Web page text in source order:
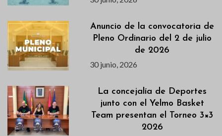
Anuncio de la convocatoria de
Pleno Ordinario del 2 de julio
de 2026
30 junio, 2026
La concejalía de Deportes
junto con el Yelmo Basket
Team presentan el Torneo 3×3
2026